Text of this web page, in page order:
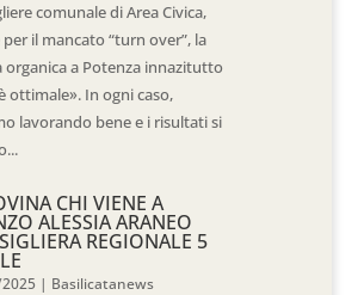
comunale di Area Civica,
per il mancato “turn over”, la
organica a Potenza innazitutto
ottimale». In ogni caso,
lavorando bene e i risultati si
CHI VIENE A
ALESSIA ARANEO
REGIONALE 5
| Basilicatanews